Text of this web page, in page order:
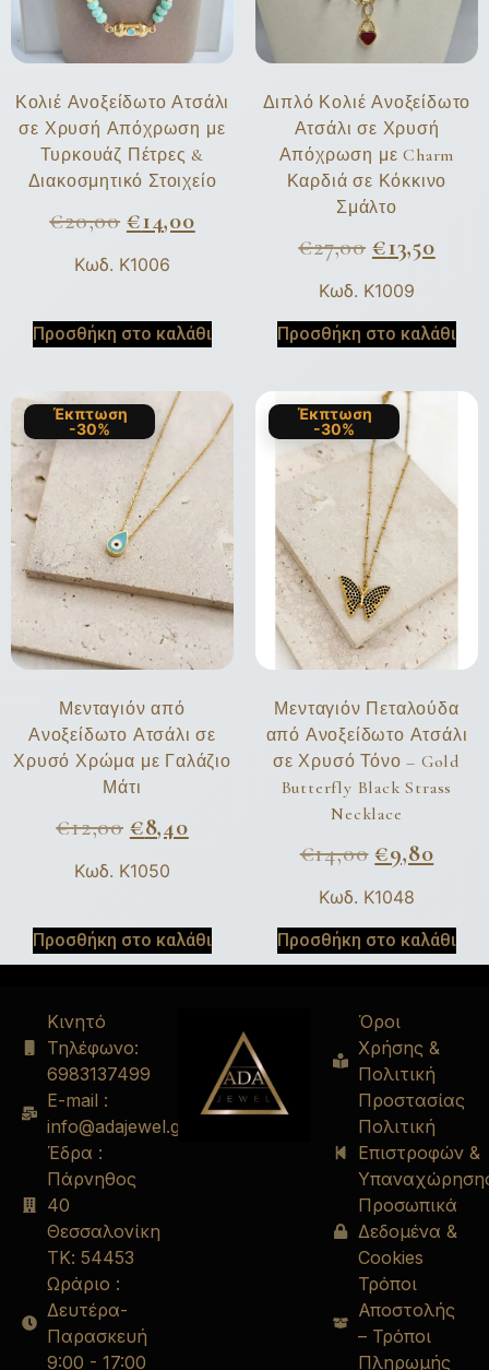
Κολιέ Ανοξείδωτο Ατσάλι
σε Χρυσή Απόχρωση με
Τυρκουάζ Πέτρες &
Διακοσμητικό Στοιχείο
€20,00 €14,00
Κωδ. K1006
Προσθήκη στο καλάθι
Διπλό Κολιέ Ανοξείδωτο
Ατσάλι σε Χρυσή
Απόχρωση με Charm
Καρδιά σε Κόκκινο
Σμάλτο
€27,00 €13,50
Κωδ. K1009
Προσθήκη στο καλάθι
Έκπτωση
-30%
Μενταγιόν από
Ανοξείδωτο Ατσάλι σε
Χρυσό Χρώμα με Γαλάζιο
Μάτι
€12,00 €8,40
Κωδ. K1050
Προσθήκη στο καλάθι
Έκπτωση
-30%
Μενταγιόν Πεταλούδα
από Ανοξείδωτο Ατσάλι
σε Χρυσό Τόνο – Gold
Butterfly Black Strass
Necklace
€14,00 €9,80
Κωδ. K1048
Προσθήκη στο καλάθι
Κινητό
Τηλέφωνο:
6983137499
E-mail :
info@adajewel.gr
Έδρα :
Πάρνηθος
40
Θεσσαλονίκη
ΤΚ: 54453
Ωράριο :
Δευτέρα-
Παρασκευή
9:00 - 17:00
Όροι
Χρήσης &
Πολιτική
Προστασίας
Πολιτική
Επιστροφών &
Προσωπικά
Δεδομένα &
Cookies
Τρόποι
Αποστολής
– Τρόποι
Πληρωμής